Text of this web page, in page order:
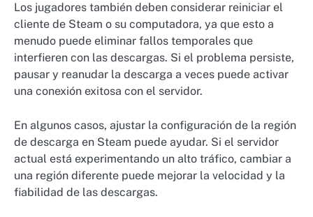
Los jugadores también deben considerar reiniciar el
cliente de Steam o su computadora, ya que esto a
menudo puede eliminar fallos temporales que
interfieren con las descargas. Si el problema persiste,
pausar y reanudar la descarga a veces puede activar
una conexión exitosa con el servidor.
En algunos casos, ajustar la configuración de la región
de descarga en Steam puede ayudar. Si el servidor
actual está experimentando un alto tráfico, cambiar a
una región diferente puede mejorar la velocidad y la
fiabilidad de las descargas.